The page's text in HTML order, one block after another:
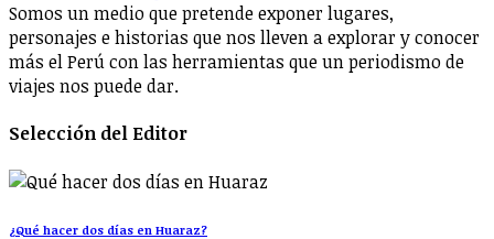
Somos un medio que pretende exponer lugares,
personajes e historias que nos lleven a explorar y conocer
más el Perú con las herramientas que un periodismo de
viajes nos puede dar.
Selección del Editor
¿Qué hacer dos días en Huaraz?